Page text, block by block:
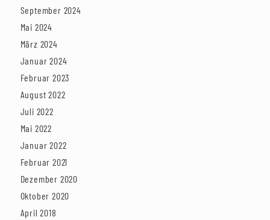
September 2024
Mai 2024
März 2024
Januar 2024
Februar 2023
August 2022
Juli 2022
Mai 2022
Januar 2022
Februar 2021
Dezember 2020
Oktober 2020
April 2018